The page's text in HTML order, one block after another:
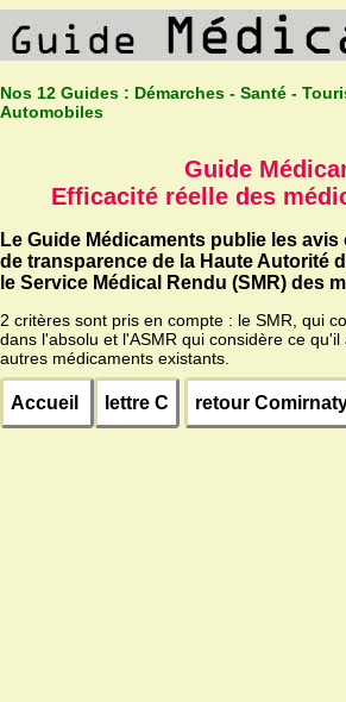
Nos 12 Guides : Démarches - Santé -
Automobiles
Guide
Efficacité réelle des
Le Guide Médicaments publie les
de transparence de la Haute Autorité
le Service Médical Rendu (SMR) des
2 critères sont pris en compte : le SMR, qui
dans l'absolu et l'ASMR qui considère ce
autres médicaments existants.
Accueil lettre C retour